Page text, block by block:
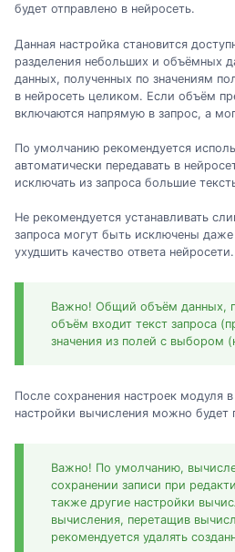
будет отправлено в нейросеть.
Данная настройка становится
разделения небольших и объёмных
данных, полученных по значениям
в нейросеть целиком. Если объём
включаются напрямую в запрос, а
По умолчанию рекомендуется
автоматически передавать в
исключать из запроса большие
Не рекомендуется устанавливать
запроса могут быть исключены
ухудшить качество ответа нейросети.
Важно! Общий объём данных,
объём входит текст запроса
значения из полей с выбором
После сохранения настроек модуля
настройки вычисления можно будет
Важно! По умолчанию,
сохранении записи при
также другие настройки
вычисления, перетащив
рекомендуется удалять